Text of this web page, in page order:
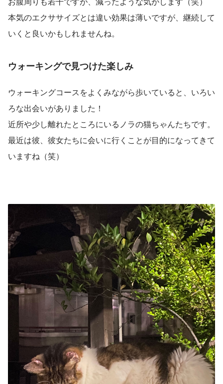
本気のエクササイズとは違い効果は薄いですが、継続して
いくと良いかもしれませんね。
ウォーキングで見つけた楽しみ
ウォーキングコースをよくみながら歩いていると、いろい
ろな出会いがありました！
近所や少し離れたところにいるノラの猫ちゃんたちです。
最近は彼、彼女たちに会いに行くことが目的になってきて
いますね（笑）